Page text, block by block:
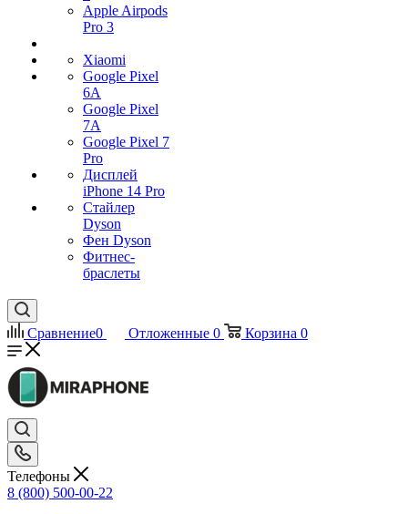
Apple Airpods
Pro 3
Xiaomi
Google Pixel
6A
Google Pixel
7А
Google Pixel 7
Pro
Дисплей
iPhone 14 Pro
Стайлер
Dyson
Фен Dyson
Фитнес-
браслеты
Сравнение0 Отложенные 0 Корзина 0
Телефоны
8 (800) 500-00-22